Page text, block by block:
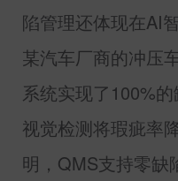
陷管理还体现在AI
某汽车厂商的冲压
系统实现了100%
视觉检测将瑕疵率
明， QMS支持零缺